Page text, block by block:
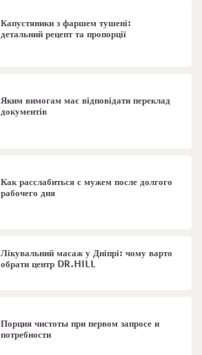
Капустяники з фаршем тушені:
детальний рецепт та пропорції
Яким вимогам має відповідати переклад
документів
Как расслабиться с мужем после долгого
рабочего дня
Лікувальний масаж у Дніпрі: чому варто
обрати центр DR.HILL
Порция чистоты при первом запросе и
потребности